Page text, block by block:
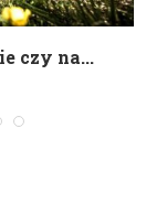
czy na...